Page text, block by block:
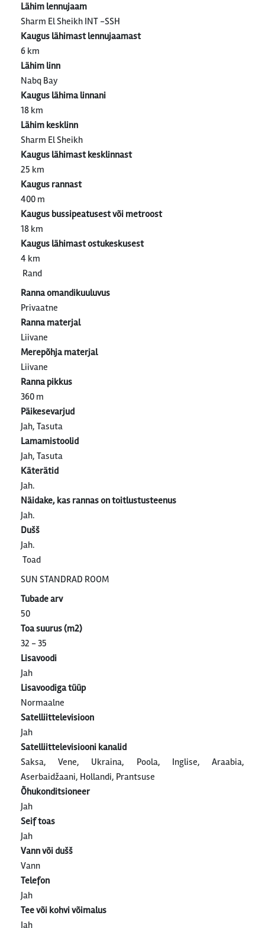
Lähim lennujaam
Sharm El Sheikh INT -SSH
Kaugus lähimast lennujaamast
6 km
Lähim linn
Nabq Bay
Kaugus lähima linnani
18 km
Lähim kesklinn
Sharm El Sheikh
Kaugus lähimast kesklinnast
25 km
Kaugus rannast
400 m
Kaugus bussipeatusest või metroost
18 km
Kaugus lähimast ostukeskusest
4 km
Rand
Ranna omandikuuluvus
Privaatne
Ranna materjal
Liivane
Merepõhja materjal
Liivane
Ranna pikkus
360 m
Päikesevarjud
Jah, Tasuta
Lamamistoolid
Jah, Tasuta
Käterätid
Jah.
Näidake, kas rannas on toitlustusteenus
Jah.
Dušš
Jah.
Toad
SUN STANDRAD ROOM
Tubade arv
50
Toa suurus (m2)
32 - 35
Lisavoodi
Jah
Lisavoodiga tüüp
Normaalne
Satelliittelevisioon
Jah
Satelliittelevisiooni kanalid
Saksa, Vene, Ukraina, Poola, Inglise, Araabia,
Aserbaidžaani, Hollandi, Prantsuse
Õhukonditsioneer
Jah
Seif toas
Jah
Vann või dušš
Vann
Telefon
Jah
Tee või kohvi võimalus
Jah